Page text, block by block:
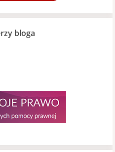
bloga